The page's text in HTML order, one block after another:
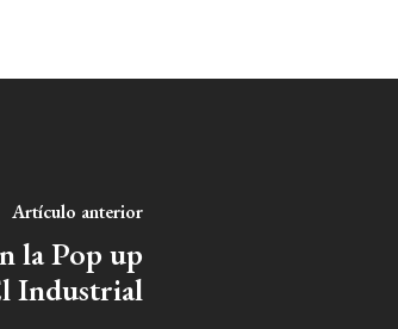
Artículo anterior
la Pop up
Industrial